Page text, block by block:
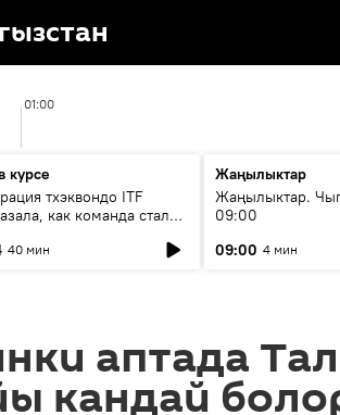
01:00
курсе
тхэквондо ITF
как команда стала
40 мин
Жаңылыктар
Жаңылыктар.
09:00
09:00 4 мин
аптада
кандай